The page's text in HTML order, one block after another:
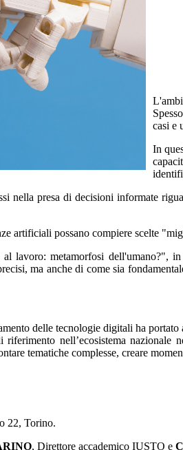
casi e
In
nella presa di decisioni informate
artificiali possano compiere scelte
lavoro: metamorfosi dell'umano?",
ma anche di come sia
delle tecnologie digitali ha
nell’ecosistema
tematiche complesse, creare
22, Torino.
, Direttore accademico IUSTO e